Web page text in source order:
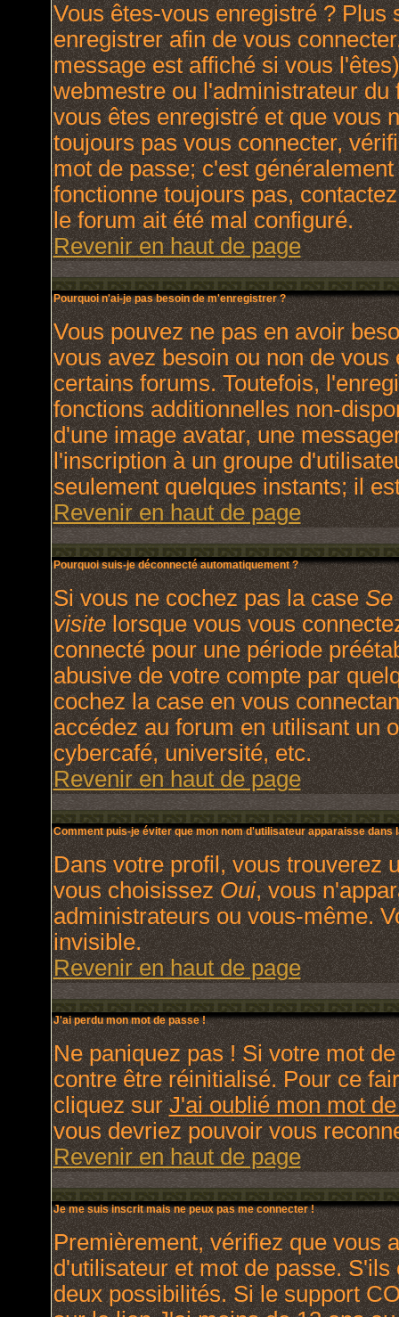
Vous êtes-vous enregistré ? Plus
enregistrer afin de vous
message est affiché si vous
webmestre ou l'administrateur
vous êtes enregistré et que vous
toujours pas vous connecter,
mot de passe; c'est
fonctionne toujours pas,
le forum ait été mal configuré.
Revenir en haut de page
Pourquoi n'ai-je pas besoin de m'enregistrer ?
Vous pouvez ne pas en avoir
vous avez besoin ou non de
certains forums. Toutefois,
fonctions additionnelles non-
d'une image avatar, une
l'inscription à un groupe
seulement quelques instants; il
Revenir en haut de page
Pourquoi suis-je déconnecté automatiquement ?
Si vous ne cochez pas la caseSe
visitelorsque vous vous
connecté pour une période
abusive de votre compte par
cochez la case en vous
accédez au forum en utilisant un
cybercafé, université, etc.
Revenir en haut de page
Comment puis-je éviter que mon nom d'utilisateur apparaisse dans
Dans votre profil, vous trouverez
vous choisissezOui, vous
administrateurs ou vous-même.
invisible.
Revenir en haut de page
J'ai perdu mon mot de passe !
Ne paniquez pas ! Si votre mot
contre être réinitialisé. Pour ce
cliquez surJ'ai oublié mon mot
vous devriez pouvoir vous
Revenir en haut de page
Je me suis inscrit mais ne peux pas me connecter !
Premièrement, vérifiez que vous
d'utilisateur et mot de passe.
deux possibilités. Si le support